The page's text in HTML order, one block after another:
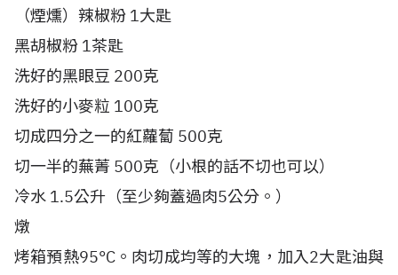
（煙燻）辣椒粉 1大匙
黑胡椒粉 1茶匙
洗好的黑眼豆 200克
洗好的小麥粒 100克
切成四分之一的紅蘿蔔 500克
切一半的蕪菁 500克（小根的話不切也可以）
冷水 1.5公升（至少夠蓋過肉5公分。）
燉
烤箱預熱95°C。肉切成均等的大塊，加入2大匙油與